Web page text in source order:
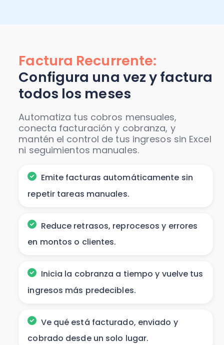
Factura Recurrente:
Configura una vez y factura
todos los meses
Automatiza tus cobros mensuales,
conecta facturación y cobranza, y
mantén el control de tus ingresos sin Excel
ni seguimientos manuales.
Emite facturas automáticamente sin
repetir tareas manuales.
Reduce retrasos, reprocesos y errores
en montos o clientes.
Inicia la cobranza a tiempo y vuelve tus
ingresos más predecibles.
Ve qué está facturado, enviado y
cobrado desde un solo lugar.